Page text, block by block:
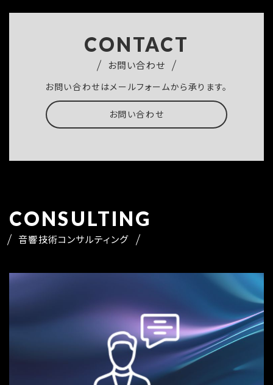
CONTACT
お問い合わせ
お問い合わせはメールフォームから承ります。
お問い合わせ
CONSULTING
音響技術コンサルティング